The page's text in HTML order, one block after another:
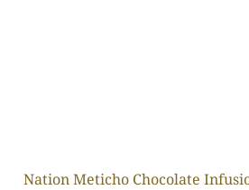
Nation Meticho Chocolate